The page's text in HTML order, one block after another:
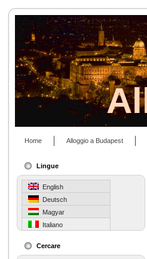
Home Alloggio a Budapest
Lingue
English
Deutsch
Magyar
Italiano
Cercare